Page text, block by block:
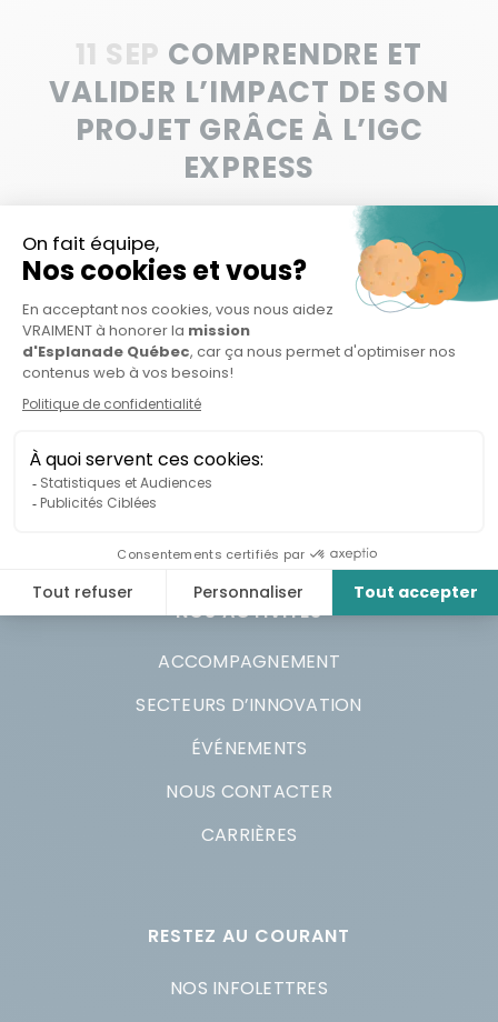
11 SEP COMPRENDRE ET
VALIDER L’IMPACT DE SON
PROJET GRÂCE À L’IGC
EXPRESS
CONTACT
914 rue Notre-Dame Ouest, bureau 204
info@esplanade.quebec
NOS ACTIVITÉS
ACCOMPAGNEMENT
SECTEURS D’INNOVATION
ÉVÉNEMENTS
NOUS CONTACTER
CARRIÈRES
RESTEZ AU COURANT
NOS INFOLETTRES